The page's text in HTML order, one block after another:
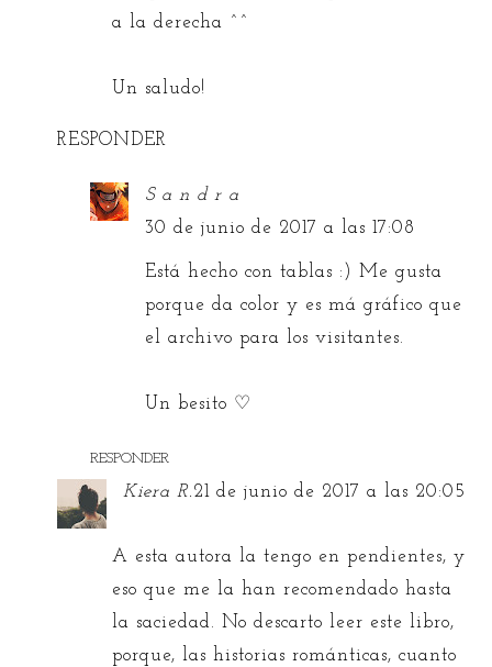
a la derecha ^^
Un saludo!
RESPONDER
S a n d r a
30 de junio de 2017 a las 17:08
Está hecho con tablas :) Me gusta
porque da color y es má gráfico que
el archivo para los visitantes.
Un besito ♡
RESPONDER
Kiera R.21 de junio de 2017 a las 20:05
A esta autora la tengo en pendientes, y
eso que me la han recomendado hasta
la saciedad. No descarto leer este libro,
porque, las historias románticas, cuanto